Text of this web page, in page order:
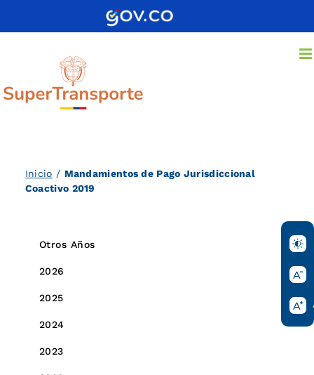
Inicio / Mandamientos de Pago Jurisdiccional
Coactivo 2019
Otros Años
2026
2025
2024
2023